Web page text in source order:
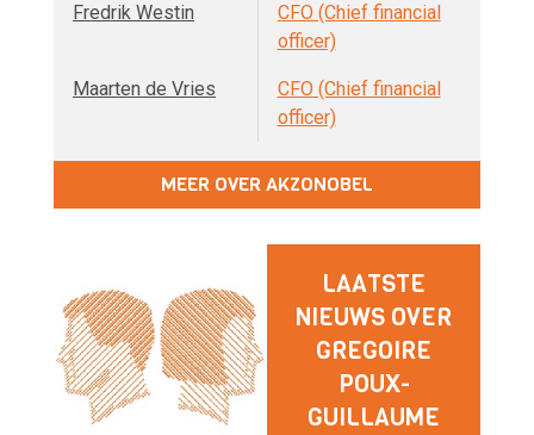
Fredrik Westin
CFO (Chief financial
officer)
Maarten de Vries
CFO (Chief financial
officer)
MEER OVER AKZONOBEL
LAATSTE
NIEUWS OVER
GREGOIRE
POUX-
GUILLAUME